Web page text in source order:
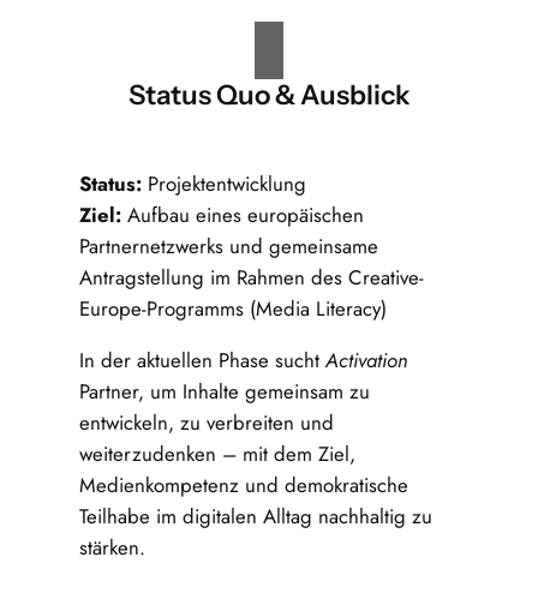
Status Quo & Ausblick
Status: Projektentwicklung
Ziel: Aufbau eines europäischen
Partnernetzwerks und gemeinsame
Antragstellung im Rahmen des Creative-
Europe-Programms (Media Literacy)
In der aktuellen Phase suchtActivation
Partner, um Inhalte gemeinsam zu
entwickeln, zu verbreiten und
weiterzudenken – mit dem Ziel,
Medienkompetenz und demokratische
Teilhabe im digitalen Alltag nachhaltig zu
stärken.